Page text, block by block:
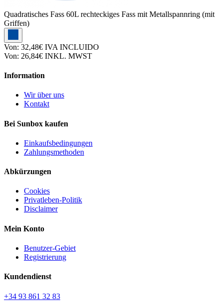
Quadratisches Fass 60L rechteckiges Fass mit Metallspannring (mit
Griffen)
Von: 32,48€ IVA INCLUIDO
Von: 26,84€ INKL. MWST
Information
Wir über uns
Kontakt
Bei Sunbox kaufen
Einkaufsbedingungen
Zahlungsmethoden
Abkürzungen
Cookies
Privatleben-Politik
Disclaimer
Mein Konto
Benutzer-Gebiet
Registrierung
Kundendienst
+34 93 861 32 83